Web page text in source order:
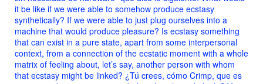
it be like if we were able to somehow produce ecstasy
synthetically? If we were able to just plug ourselves into a
machine that would produce pleasure? Is ecstasy something
that can exist in a pure state, apart from some interpersonal
context, from a connection of the ecstatic moment with a whole
matrix of feeling about, let’s say, another person with whom
that ecstasy might be linked? ¿Tú crees, cómo Crimp, que es